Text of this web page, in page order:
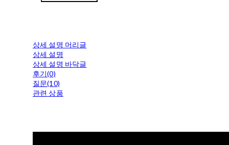
상세 설명 머리글
상세 설명
상세 설명 바닥글
후기(0)
질문(10)
관련 상품